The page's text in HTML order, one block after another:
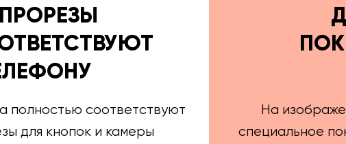
полностью соответствуют
для кнопок и камеры
На
специальное